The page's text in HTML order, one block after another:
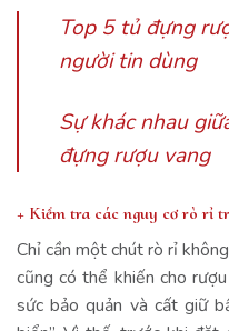
Top 5 tủ đựng
người tin dùng
Sự khác nhau
đựng rượu vang
+ Kiểm tra các nguy cơ rò rỉ
Chỉ cần một chút rò rỉ
cũng có thể khiến cho
sức bảo quản và cất giữ